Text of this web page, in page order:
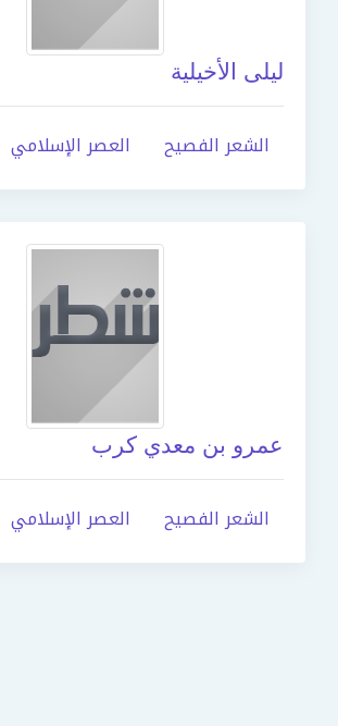
ليلى الأخيلية
الشعر الفصيح العصر الإسلامي
عمرو بن معدي كرب
الشعر الفصيح العصر الإسلامي